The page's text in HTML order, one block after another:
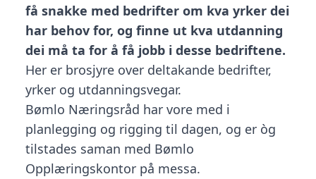
få snakke med bedrifter om kva yrker dei
har behov for, og finne ut kva utdanning
dei må ta for å få jobb i desse bedriftene.
Her er brosjyre over deltakande bedrifter,
yrker og utdanningsvegar.
Bømlo Næringsråd har vore med i
planlegging og rigging til dagen, og er òg
tilstades saman med Bømlo
Opplæringskontor på messa.